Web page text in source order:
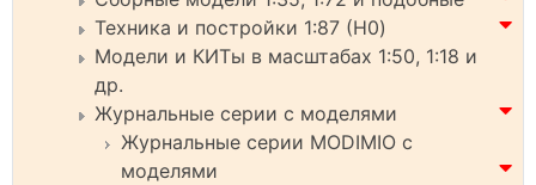
Техника и постройки 1:87 (H0)
Модели и КИТы в масштабах 1:50, 1:18 и
др.
Журнальные серии с моделями
Журнальные серии MODIMIO с
моделями